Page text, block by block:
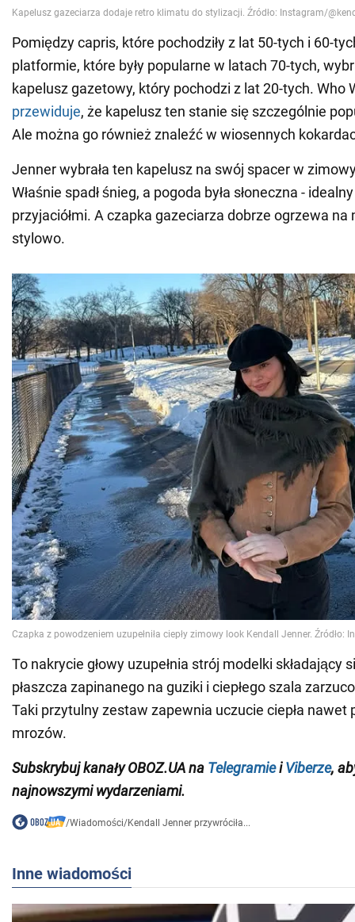
Pomiędzy capris, które pochodziły z lat 50-tych i 60-
platformie, które były popularne w latach 70-tych,
kapelusz gazetowy, który pochodzi z lat 20-tych. Who
przewiduje, że kapelusz ten stanie się szczególnie
Ale można go również znaleźć w wiosennych
Jenner wybrała ten kapelusz na swój spacer w
Właśnie spadł śnieg, a pogoda była słoneczna -
przyjaciółmi. A czapka gazeciarza dobrze ogrzewa na
stylowo.
To nakrycie głowy uzupełnia strój modelki składający
płaszcza zapinanego na guziki i ciepłego szala
Taki przytulny zestaw zapewnia uczucie ciepła nawet
mrozów.
Subskrybuj kanały OBOZ.UA na TelegramieiViberze,
najnowszymi wydarzeniami.
/Wiadomości/Kendall Jenner przywróciła...
Inne wiadomości